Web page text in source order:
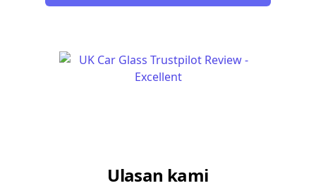
Ulasan kami